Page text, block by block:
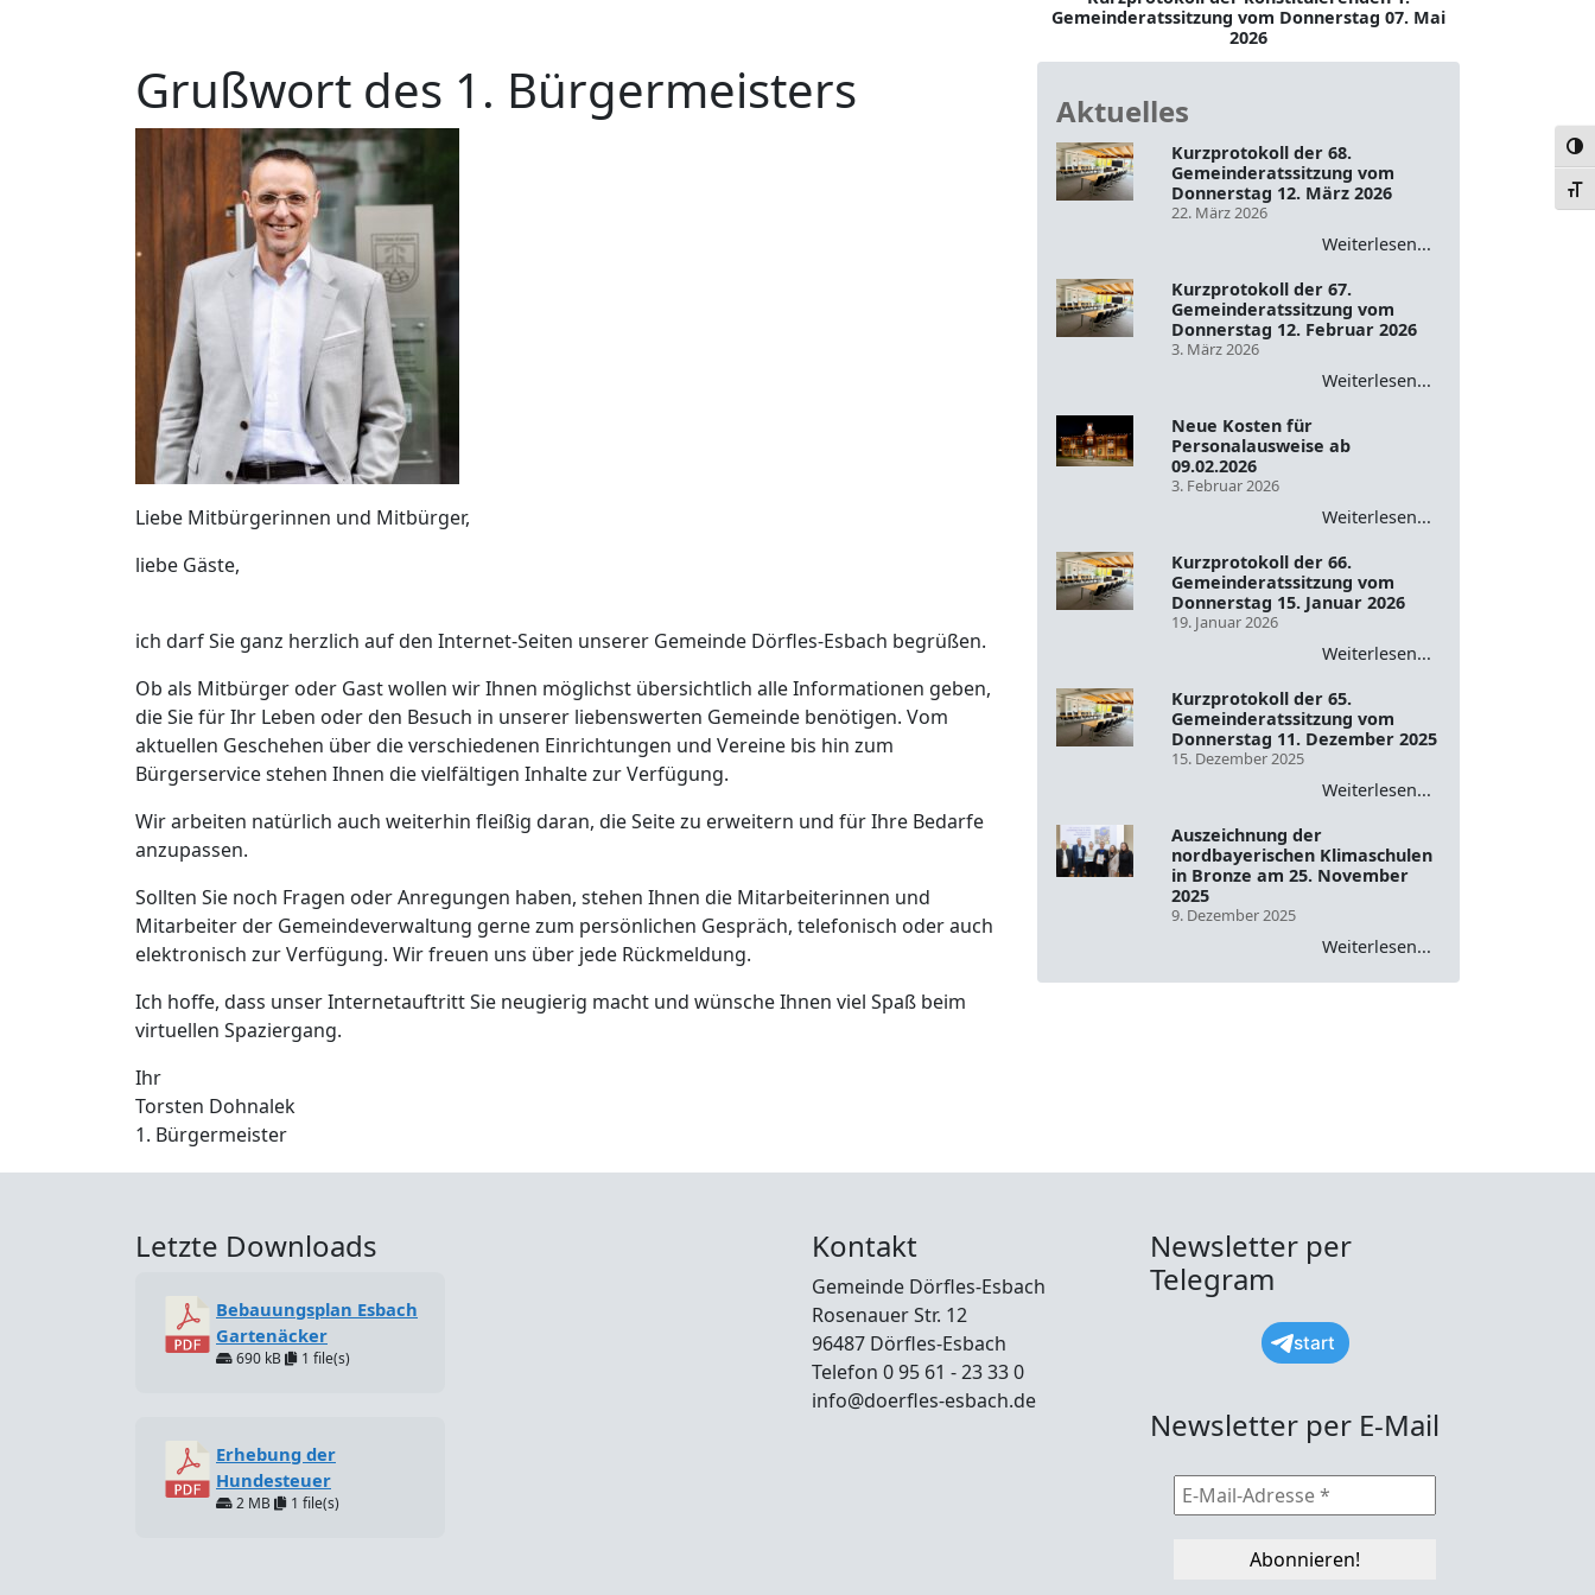
Gemeinderatssitzung vom Donnerstag 07. Mai
2026
Grußwort des 1. Bürgermeisters
Liebe Mitbürgerinnen und Mitbürger,
liebe Gäste,
ich darf Sie ganz herzlich auf den Internet-Seiten unserer Gemeinde Dörfles-Esbach begrüßen.
Ob als Mitbürger oder Gast wollen wir Ihnen möglichst übersichtlich alle Informationen geben,
die Sie für Ihr Leben oder den Besuch in unserer liebenswerten Gemeinde benötigen. Vom
aktuellen Geschehen über die verschiedenen Einrichtungen und Vereine bis hin zum
Bürgerservice stehen Ihnen die vielfältigen Inhalte zur Verfügung.
Wir arbeiten natürlich auch weiterhin fleißig daran, die Seite zu erweitern und für Ihre Bedarfe
anzupassen.
Sollten Sie noch Fragen oder Anregungen haben, stehen Ihnen die Mitarbeiterinnen und
Mitarbeiter der Gemeindeverwaltung gerne zum persönlichen Gespräch, telefonisch oder auch
elektronisch zur Verfügung. Wir freuen uns über jede Rückmeldung.
Ich hoffe, dass unser Internetauftritt Sie neugierig macht und wünsche Ihnen viel Spaß beim
virtuellen Spaziergang.
Ihr
Torsten Dohnalek
1. Bürgermeister
Aktuelles
Kurzprotokoll der 68.
Gemeinderatssitzung vom
Donnerstag 12. März 2026
22. März 2026
Weiterlesen...
Kurzprotokoll der 67.
Gemeinderatssitzung vom
Donnerstag 12. Februar 2026
3. März 2026
Weiterlesen...
Neue Kosten für
Personalausweise ab
09.02.2026
3. Februar 2026
Weiterlesen...
Kurzprotokoll der 66.
Gemeinderatssitzung vom
Donnerstag 15. Januar 2026
19. Januar 2026
Weiterlesen...
Kurzprotokoll der 65.
Gemeinderatssitzung vom
Donnerstag 11. Dezember 2025
15. Dezember 2025
Weiterlesen...
Auszeichnung der
nordbayerischen Klimaschulen
in Bronze am 25. November
2025
9. Dezember 2025
Weiterlesen...
Letzte Downloads
Bebauungsplan Esbach
Gartenäcker
690 kB 1 file(s)
Erhebung der
Hundesteuer
2 MB 1 file(s)
Kontakt
Gemeinde Dörfles-Esbach
Rosenauer Str. 12
96487 Dörfles-Esbach
Telefon 0 95 61 - 23 33 0
info@doerfles-esbach.de
Newsletter per
Telegram
start
Newsletter per E-Mail